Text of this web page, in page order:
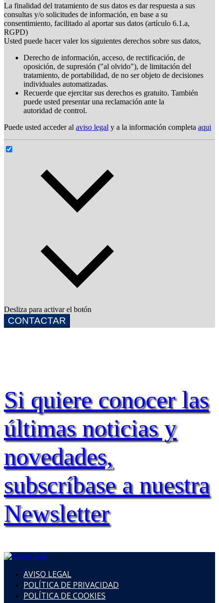
La finalidad del tratamiento de sus datos es dar respuesta a sus
consultas y/o solicitudes de información, en base a su
consentimiento, facilitado al aportar sus datos (artículo 6.1.a,
RGPD)
Usted puede hacer valer los siguientes derechos sobre sus datos,
Derecho de información, acceso, de rectificación, de
oposición, de supresión ("al olvido"), de limitación del
tratamiento, de portabilidad, de no ser objeto de decisiones
individuales automatizadas.
Recuerde que ejercitar sus derechos es gratuito. También
puede usted presentar una reclamación ante la
autoridad de control.
Puede usted acceder al aviso legal y a la información completa aqui
Desliza para activar el botón
CONTACTAR
Si quiere conocer las
últimas noticias y
novedades,
subscríbase a nuestra
Newsletter
AVISO LEGAL
POLÍTICA DE PRIVACIDAD
POLÍTICA DE COOKIES